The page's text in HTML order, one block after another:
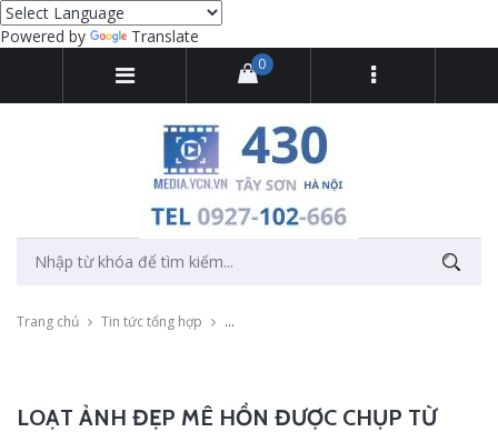
Powered by Translate
0
Trang chủ Tin tức tổng hợp Loạt ảnh đẹp mê hồn được chụp từ trên
LOẠT ẢNH ĐẸP MÊ HỒN ĐƯỢC CHỤP TỪ